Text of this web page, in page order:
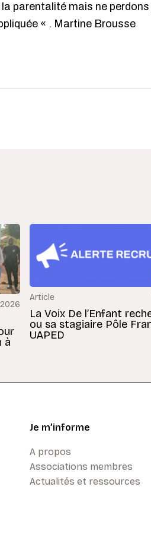
parentalité mais ne
« . Martine Brousse
à
Article
La Voix De l’Enfant
ou sa stagiaire Pôle
UAPED
Je m’informe
A propos
Associations membres
Actualités et ressources